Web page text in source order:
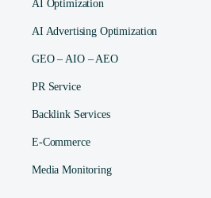
AI Optimization
AI Advertising Optimization
GEO – AIO – AEO
PR Service
Backlink Services
E-Commerce
Media Monitoring